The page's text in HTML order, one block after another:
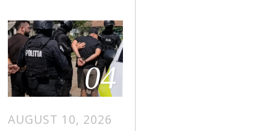
04
AUGUST 10, 2026